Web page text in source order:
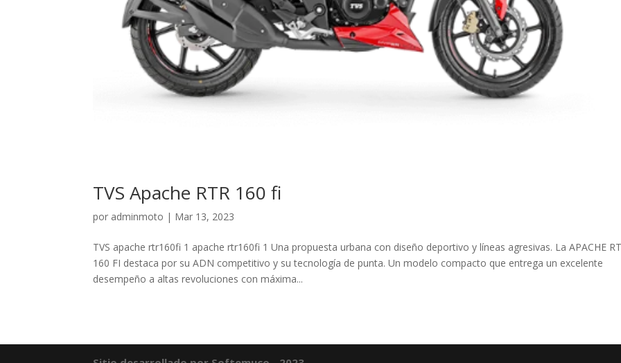
TVS Apache RTR 160 fi
por adminmoto | Mar 13, 2023
TVS apache rtr160fi 1 apache rtr160fi 1 Una propuesta urbana con diseño deportivo y líneas agresivas. La APACHE
160 FI destaca por su ADN competitivo y su tecnología de punta. Un modelo compacto que entrega un excelente
desempeño a altas revoluciones con máxima...